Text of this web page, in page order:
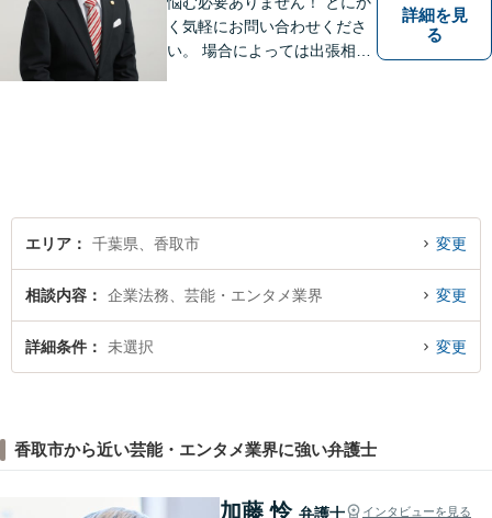
く気軽にお問い合わせくださ
い。 場合によっては出張相談
詳細を見
る
エリア 千葉県、香取市 変更
相談内容 企業法務、芸能・エンタメ業界 変更
詳細条件 未選択 変更
香取市から近い芸能・エンタメ業界に強い弁護士
加藤 怜 弁護士 インタビューを見る